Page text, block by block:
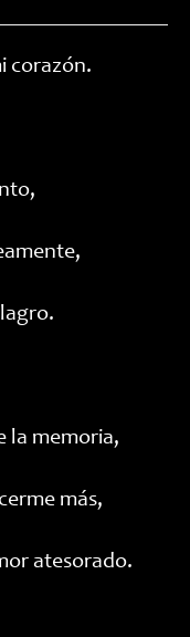
entrada:
corazón.
la memoria,
más,
atesorado.